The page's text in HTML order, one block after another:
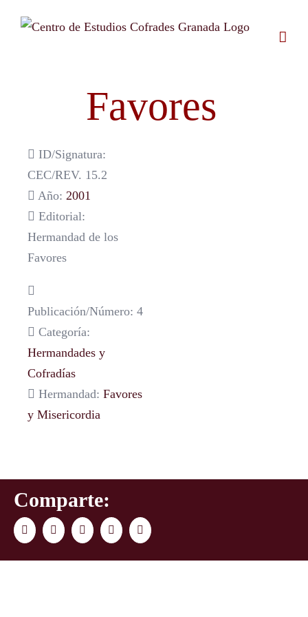
Favores
ID/Signatura:
CEC/REV. 15.2
Año: 2001
Editorial:
Hermandad de los
Favores
Publicación/Número: 4
Categoría:
Hermandades y
Cofradías
Hermandad: Favores
y Misericordia
Comparte:
FacebookTwitter LinkedInWhatsAppCorreo
electrónico